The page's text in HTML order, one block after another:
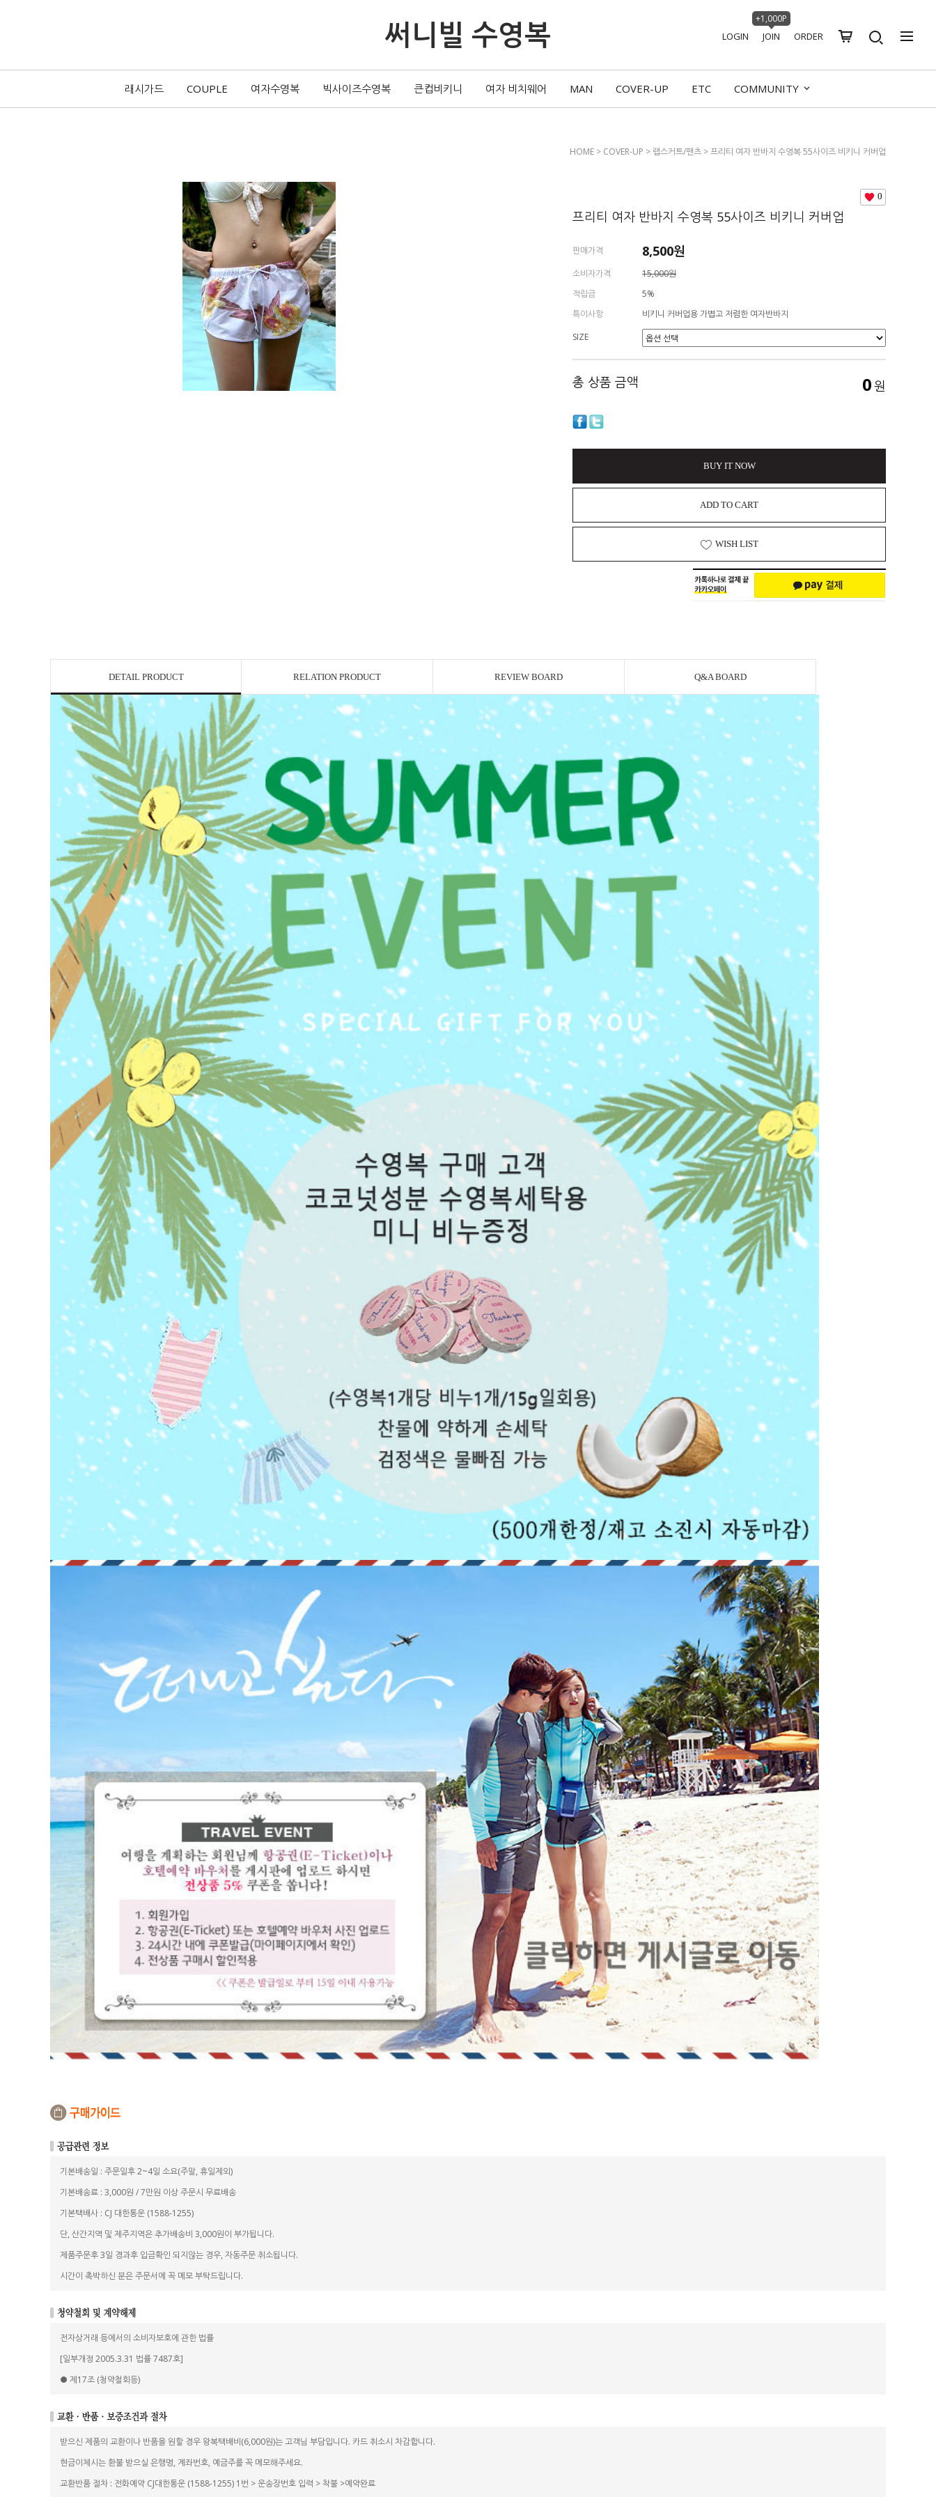
써니빌 수영복 LOGIN JOIN
+1,000P
ORDER
래시가드 COUPLE 여자수영복 빅사이즈수영복 큰컵비키니 여자 비치웨어 MAN COVER-UP ETC COMMUNITY
HOME > COVER-UP > 랩스커트/팬츠 > 프리티 여자 반바지 수영복 55사이즈 비키니 커버업
0
프리티 여자 반바지 수영복 55사이즈 비키니 커버업
판매가격 8,500원
소비자가격
15,000원
적립금
5%
특이사항
비키니 커버업용 가볍고 저렴한 여자반바지
SIZE
총 상품 금액 0원
BUY IT NOW
ADD TO CART
WISH LIST
DETAIL PRODUCT RELATION PRODUCT REVIEW BOARD Q&A BOARD
기본배송일 : 주문일후 2~4일 소요(주말, 휴일제외)
기본배송료 : 3,000원 / 7만원 이상 주문시 무료배송
기본택배사 : CJ 대한통운 (1588-1255)
단, 산간지역 및 제주지역은 추가배송비 3,000원이 부가됩니다.
제품주문후 3일 경과후 입금확인 되지않는 경우, 자동주문 취소됩니다.
시간이 촉박하신 분은 주문서에 꼭 메모 부탁드립니다.
전자상거래 등에서의 소비자보호에 관한 법률
[일부개정 2005.3.31 법률 7487호]
● 제17조 (청약철회등)
받으신 제품의 교환이나 반품을 원할 경우 왕복택배비(6,000원)는 고객님 부담입니다. 카드 취소시 차감합니다.
현금이체시는 환불 받으실 은행명, 계좌번호, 예금주를 꼭 메모해주세요.
교환반품 절차 : 전화예약 CJ대한통운 (1588-1255) 1번 > 운송장번호 입력 > 착불 >예약완료